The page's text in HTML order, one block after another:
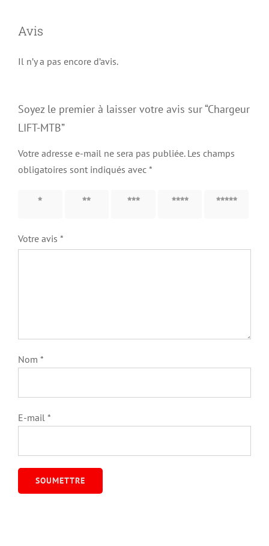
Avis
Il n’y a pas encore d’avis.
Soyez le premier à laisser votre avis sur “Chargeur
LIFT-MTB”
Votre adresse e-mail ne sera pas publiée. Les champs
obligatoires sont indiqués avec *
1 étoile
2 étoiles
3 étoiles
4 étoiles
5 étoiles
Votre avis *
Nom *
E-mail *